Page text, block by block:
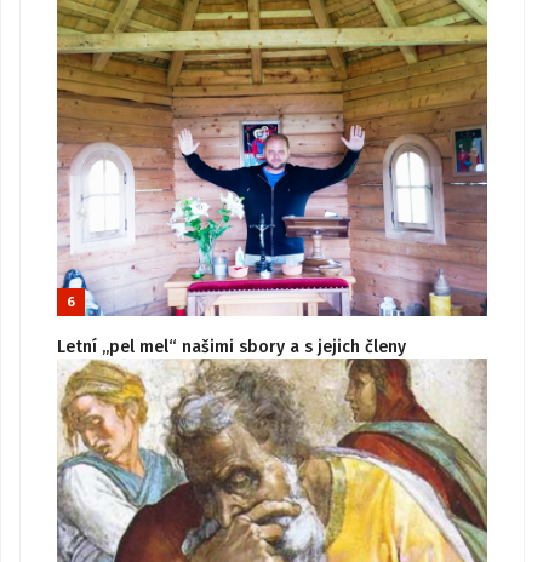
6
Letní „pel mel“ našimi sbory a s jejich členy